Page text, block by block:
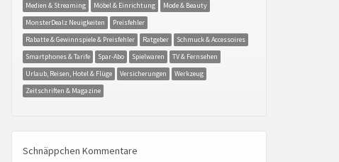
Medien & Streaming
Möbel & Einrichtung
Mode & Beauty
MonsterDealz Neuigkeiten
Preisfehler
Rabatte & Gewinnspiele & Preisfehler
Ratgeber
Schmuck & Accessoires
Smartphones & Tarife
Spar-Abo Spielwaren
TV & Fernsehen
Urlaub, Reisen, Hotel & Flüge
Versicherungen
Werkzeug
Zeitschriften & Magazine
Schnäppchen Kommentare